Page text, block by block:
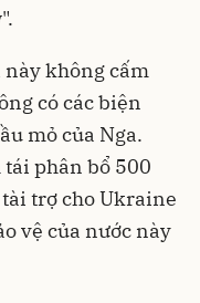
không cấm
có các biện
mỏ của Nga.
phân bổ 500
trợ cho Ukraine
vệ của nước này